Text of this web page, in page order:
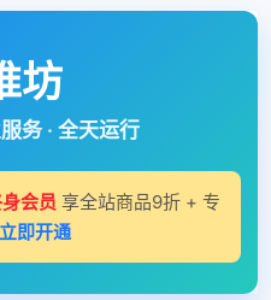
坊
务 · 全天运行
会员 享全站商品9折 + 专
立即开通